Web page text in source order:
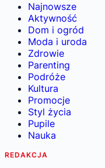
Najnowsze
Aktywność
Dom i ogród
Moda i uroda
Zdrowie
Parenting
Podróże
Kultura
Promocje
Styl życia
Pupile
Nauka
REDAKCJA